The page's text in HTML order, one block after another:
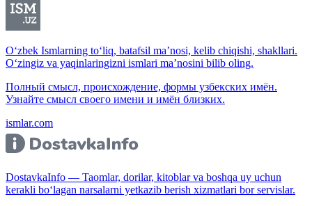
O‘zbek Ismlarning to‘liq, batafsil ma’nosi, kelib chiqishi, shakllari.
O‘zingiz va yaqinlaringizni ismlari ma’nosini bilib oling.
Полный смысл, происхождение, формы узбекских имён.
Узнайте смысл своего имени и имён близких.
ismlar.com
DostavkaInfo — Taomlar, dorilar, kitoblar va boshqa uy uchun
kerakli bo‘lagan narsalarni yetkazib berish xizmatlari bor servislar.